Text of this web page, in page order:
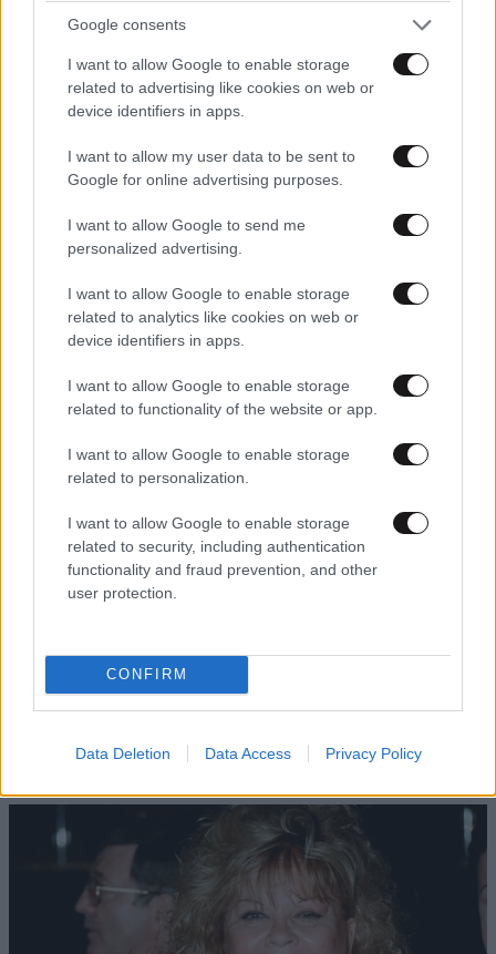
Google consents
I want to allow Google to enable storage
related to advertising like cookies on web or
device identifiers in apps.
I want to allow my user data to be sent to
Google for online advertising purposes.
I want to allow Google to send me
personalized advertising.
I want to allow Google to enable storage
related to analytics like cookies on web or
device identifiers in apps.
I want to allow Google to enable storage
related to functionality of the website or app.
I want to allow Google to enable storage
related to personalization.
I want to allow Google to enable storage
related to security, including authentication
functionality and fraud prevention, and other
user protection.
CONFIRM
Data Deletion Data Access Privacy Policy
LIFESTYLE
Παλάτι Marivent: Πώς οι κληρονόμοι του
Ιωάννη Σαριδάκη αφαίρεσαν 1.300 έργα τέχνης
από τη βασιλική οικογένεια της Ισπανίας